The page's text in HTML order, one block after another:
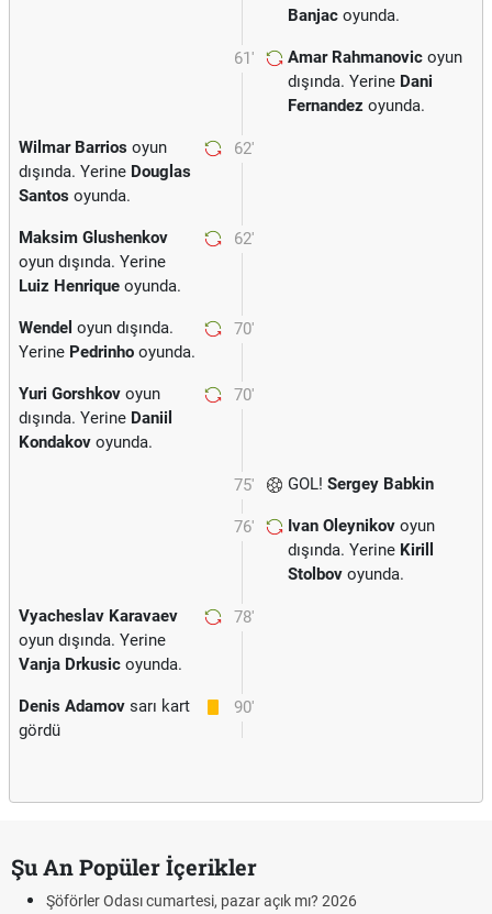
Banjac oyunda.
61' Amar Rahmanovic oyun
dışında. Yerine Dani
Fernandez oyunda.
62'
Wilmar Barrios oyun
dışında. Yerine Douglas
Santos oyunda.
62'
Maksim Glushenkov
oyun dışında. Yerine
Luiz Henrique oyunda.
70'
Wendel oyun dışında.
Yerine Pedrinho oyunda.
70'
Yuri Gorshkov oyun
dışında. Yerine Daniil
Kondakov oyunda.
75' GOL! Sergey Babkin
76' Ivan Oleynikov oyun
dışında. Yerine Kirill
Stolbov oyunda.
78'
Vyacheslav Karavaev
oyun dışında. Yerine
Vanja Drkusic oyunda.
90'
Denis Adamov sarı kart
gördü
Şu An Popüler İçerikler
Şöförler Odası cumartesi, pazar açık mı? 2026